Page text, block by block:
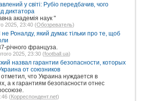
у світі: Рубіо передбачив, чого
диктатора
академія наук "
2025, 23:40 (Обозреватель)
Роналду, який думає тільки про те, щоб
річного француза.
2025, 23:30 (football.ua)
назвал гарантии безопасности, которых
от союзников
что Украина нуждается в
а к гарантиям безопасности отнес
(Корреспондент.net)